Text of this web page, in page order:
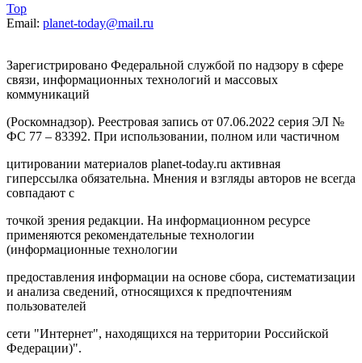
Top
Email: planet-today@mail.ru
Зарегистрировано Федеральной службой по надзору в сфере
связи, информационных технологий и массовых
коммуникаций
(Роскомнадзор). Реестровая запись от 07.06.2022 серия ЭЛ №
ФС 77 – 83392. При использовании, полном или частичном
цитировании материалов planet-today.ru активная
гиперссылка обязательна. Мнения и взгляды авторов не всегда
совпадают с
точкой зрения редакции. На информационном ресурсе
применяются рекомендательные технологии
(информационные технологии
предоставления информации на основе сбора, систематизации
и анализа сведений, относящихся к предпочтениям
пользователей
сети "Интернет", находящихся на территории Российской
Федерации)".